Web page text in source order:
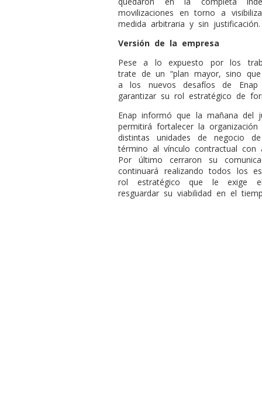
movilizaciones en torno a
medida arbitraria y sin justificación.
Versión de la empresa
Pese a lo expuesto por los
trate de un “plan mayor, sino
a los nuevos desafíos de
garantizar su rol estratégico de
Enap informó que la mañana del
permitirá fortalecer la
distintas unidades de negocio
término al vínculo contractual con
Por último cerraron su
continuará realizando todos los
rol estratégico que le exige
resguardar su viabilidad en el